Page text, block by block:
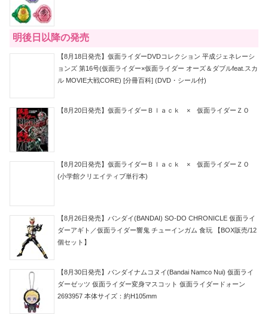
明後日以降の発売
【8月18日発売】仮面ライダーDVDコレクション 平成ジェネレーシ
ョンズ 第16号(仮面ライダー×仮面ライダー オーズ＆ダブルfeat.スカ
ル MOVIE大戦CORE) [分冊百科] (DVD・シール付)
【8月20日発売】仮面ライダーＢｌａｃｋ × 仮面ライダーＺＯ
【8月20日発売】仮面ライダーＢｌａｃｋ × 仮面ライダーＺＯ
(小学館クリエイティブ単行本)
【8月26日発売】バンダイ(BANDAI) SO-DO CHRONICLE 仮面ライ
ダーアギト／仮面ライダー響鬼 チューインガム 食玩 【BOX販売/12
個セット】
【8月30日発売】バンダイナムコヌイ(Bandai Namco Nui) 仮面ライ
ダーゼッツ 仮面ライダー変身マスコット 仮面ライダードォーン
2693957 本体サイズ：約H105mm